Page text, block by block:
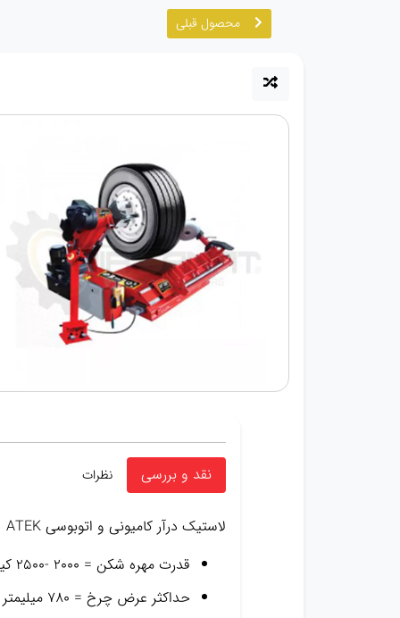
محصول قبلی
نقد و بررسی نظرات
لاستیک درآر کامیونی و اتوبوسی ATEK
قدرت مهره شکن = ۲۰۰۰ -۲۵۰۰ کیلوگرم
حداکثر عرض چرخ = ۷۸۰ میلیمتر